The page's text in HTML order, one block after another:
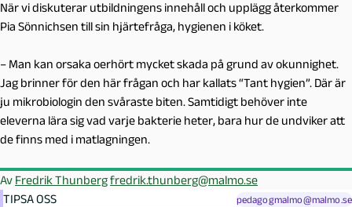
När vi diskuterar utbildningens innehåll och upplägg återkommer
Pia Sönnichsen till sin hjärtefråga, hygienen i köket.
– Man kan orsaka oerhört mycket skada på grund av okunnighet.
Jag brinner för den här frågan och har kallats “Tant hygien”. Där är
ju mikrobiologin den svåraste biten. Samtidigt behöver inte
eleverna lära sig vad varje bakterie heter, bara hur de undviker att
de finns med i matlagningen.
Av Fredrik Thunbergfredrik.thunberg@malmo.se
TIPSA OSS
pedagogmalmo@malmo.se